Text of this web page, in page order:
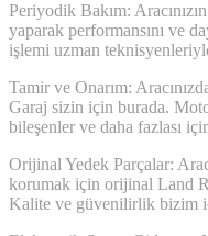
Periyodik Bakım:
yaparak performansını ve
işlemi uzman
Tamir ve Onarım:
Garaj sizin için burada.
bileşenler ve daha fazlası
Orijinal Yedek Parçalar:
korumak için orijinal Land
Kalite ve güvenilirlik bizim